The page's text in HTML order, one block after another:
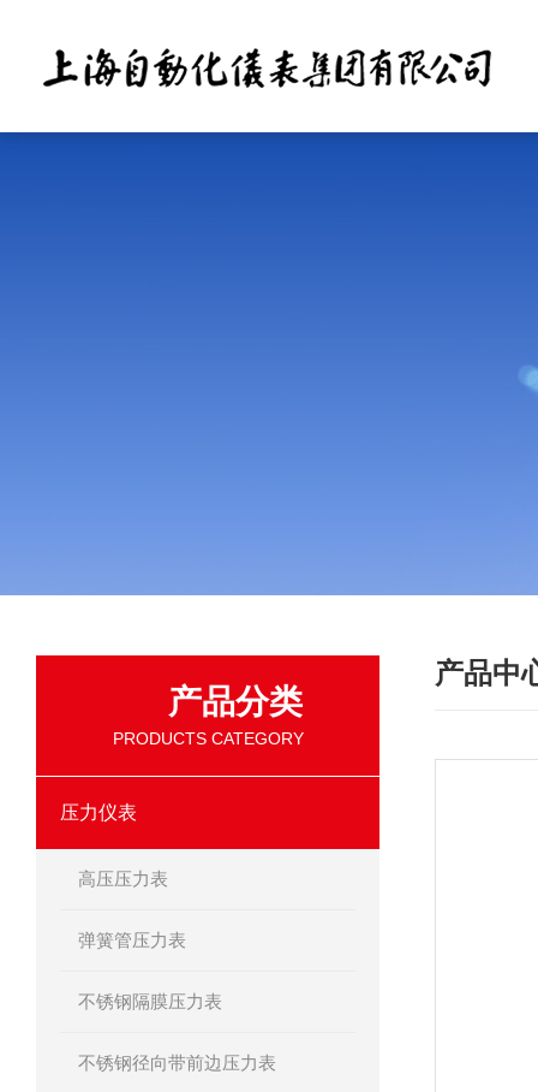
产品分类
PRODUCTS CATEGORY
压力仪表
高压压力表
弹簧管压力表
不锈钢隔膜压力表
不锈钢径向带前边压力表
产品中